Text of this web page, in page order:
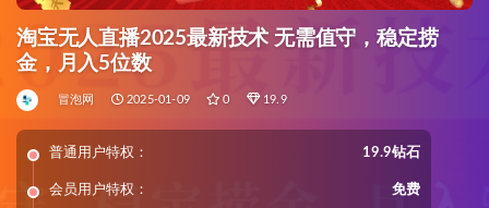
淘宝无人直播2025最新技术 无需值守，稳定捞
金，月入5位数
冒泡网 2025-01-09 0 19.9
普通用户特权： 19.9钻石
会员用户特权： 免费